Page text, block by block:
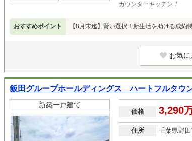
カウンターキッチン
おすすめポイント 【8月末迄】賢い選択！新生活を助ける成約
お気
飯田グループホールディングス ハートフルタウ
新築一戸建て
価格 3,290
住所 千葉県野